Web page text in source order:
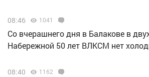
08:46 1041
Со вчерашнего дня в Балакове в
Набережной 50 лет ВЛКСМ нет
08:40 1162